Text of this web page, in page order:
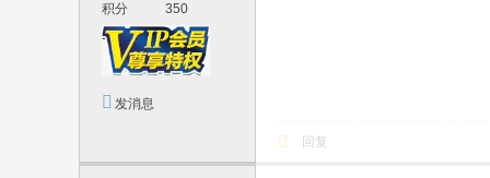
积分
350
发消息
回复